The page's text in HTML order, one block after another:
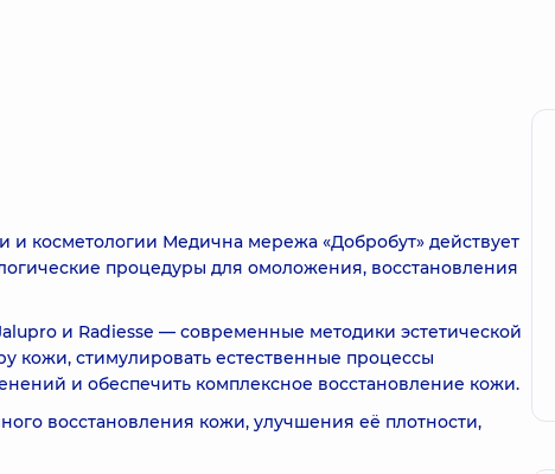
и косметологии Медична мережа «Добробут» действует
процедуры для омоложения, восстановления
и Radiesse — современные методики эстетической
кожи, стимулировать естественные процессы
и обеспечить комплексное восстановление кожи.
восстановления кожи, улучшения её плотности,